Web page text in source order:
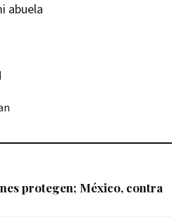
abuela
protegen; México, contra